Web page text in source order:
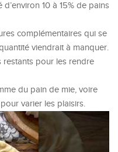
10 à 15% de pains
complémentaires qui se
viendrait à manquer.
restants pour les rendre
du pain de mie, voire
varier les plaisirs.